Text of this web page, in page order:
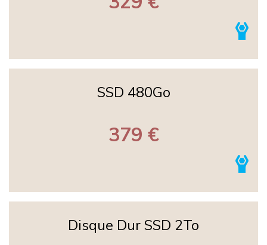
SSD 480Go
379 €
Disque Dur SSD 2To